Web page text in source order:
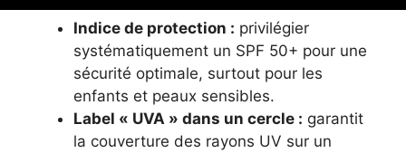
Indice de protection : privilégier
systématiquement un SPF 50+ pour une
sécurité optimale, surtout pour les
enfants et peaux sensibles.
Label « UVA » dans un cercle : garantit
la couverture des rayons UV sur un